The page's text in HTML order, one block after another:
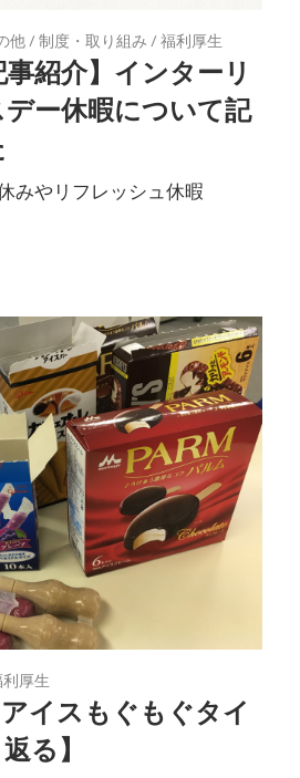
他/制度・取り組み/福利厚生
事紹介】インターリ
ー休暇について記
みやリフレッシュ休暇
厚生
アイスもぐもぐタイ
る】